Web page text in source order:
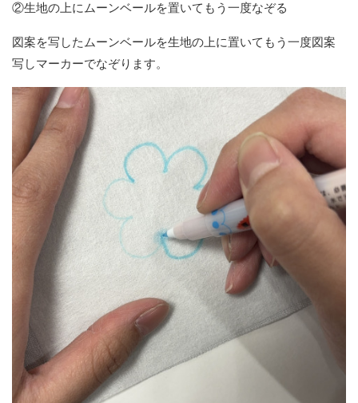
②生地の上にムーンベールを置いてもう一度なぞる
図案を写したムーンベールを生地の上に置いてもう一度図案
写しマーカーでなぞります。